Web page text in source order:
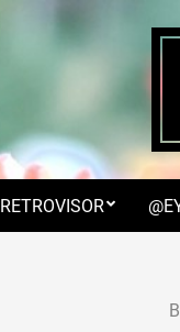
RETROVISOR